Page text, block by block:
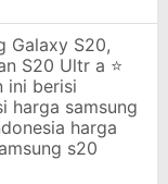
Galaxy S20,
S20 Ultr a ⭐
ini berisi
harga samsung
harga
s20